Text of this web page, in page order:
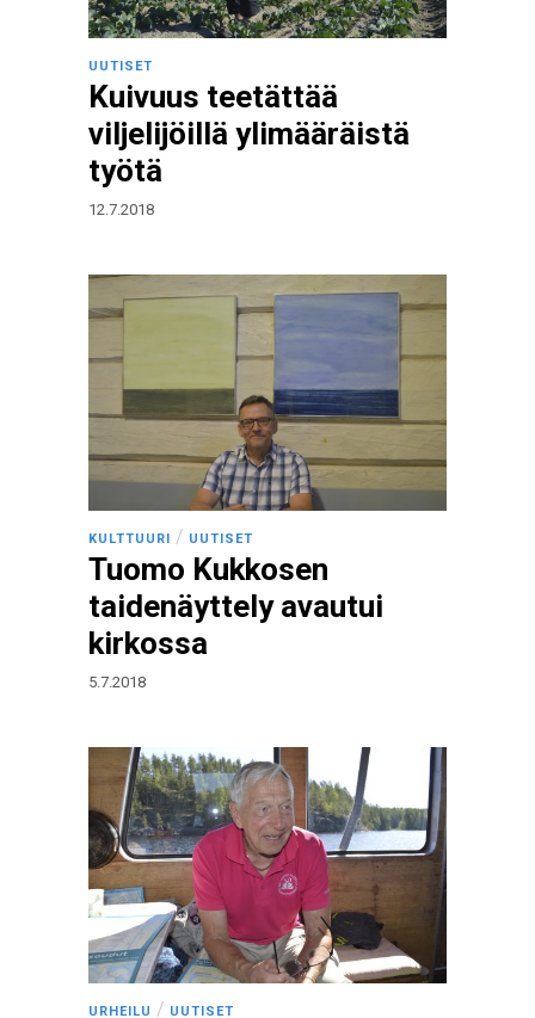
UUTISET
Kuivuus teetättää
viljelijöillä ylimääräistä
työtä
12.7.2018
KULTTUURI / UUTISET
Tuomo Kukkosen
taidenäyttely avautui
kirkossa
5.7.2018
URHEILU / UUTISET